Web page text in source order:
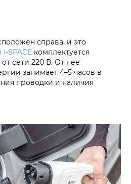
справа, и это
комплектуется
сети 220 В. От нее
занимает 4–5 часов в
проводки и наличия